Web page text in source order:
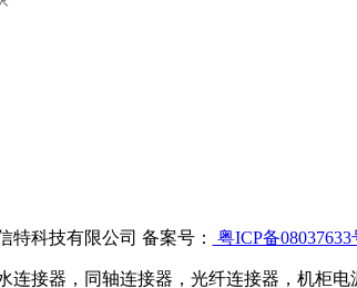
特科技有限公司 备案号： 粤ICP备08037633
接器，同轴连接器，光纤连接器，机柜